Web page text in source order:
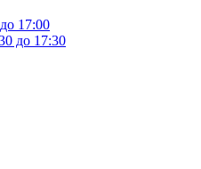
17:00
до 17:30